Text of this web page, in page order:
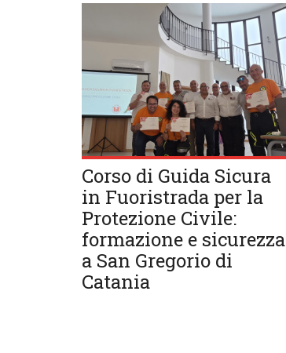
Corso di Guida Sicura
in Fuoristrada per la
Protezione Civile:
formazione e sicurezza
a San Gregorio di
Catania